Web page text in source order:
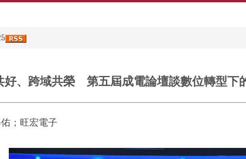
好、跨域共榮 第五屆成電論壇談數位轉型下
；旺宏電子